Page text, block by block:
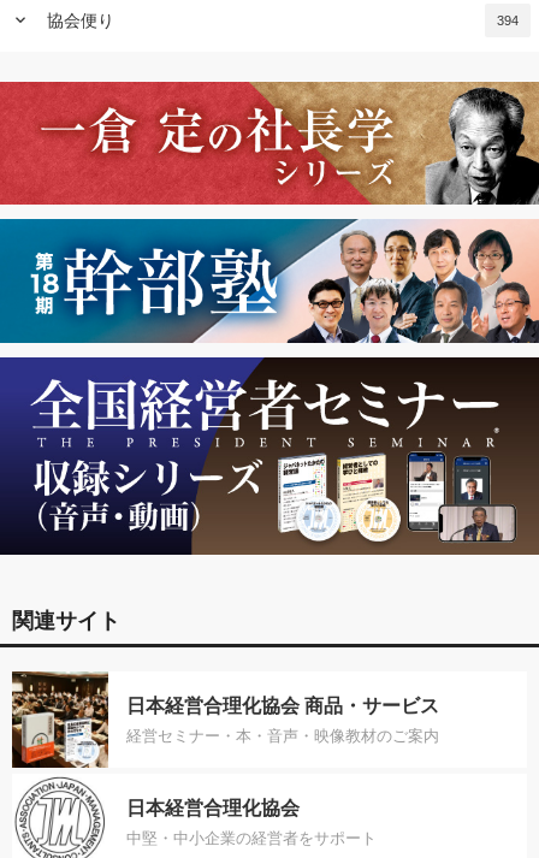
keyboard_arrow_down 協会便り 394
関連サイト
日本経営合理化協会 商品・サービス
経営セミナー・本・音声・映像教材のご案内
日本経営合理化協会
中堅・中小企業の経営者をサポート